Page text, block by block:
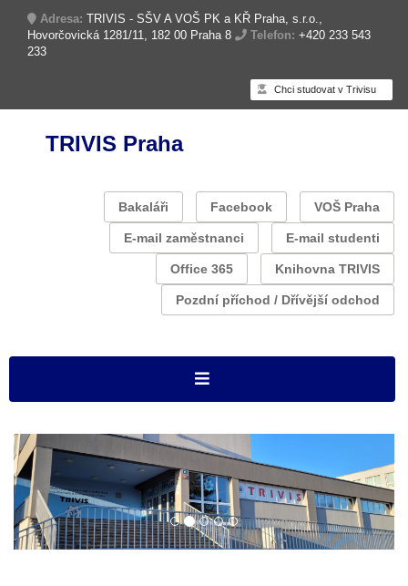
Adresa: TRIVIS - SŠV A VOŠ PK a KŘ Praha, s.r.o.,
Hovorčovická 1281/11, 182 00 Praha 8
Telefon: +420 233 543
233
Chci studovat v Trivisu
TRIVIS Praha
Bakaláři Facebook VOŠ Praha
E-mail zaměstnanci E-mail studenti
Office 365 Knihovna TRIVIS
Pozdní příchod / Dřívější odchod